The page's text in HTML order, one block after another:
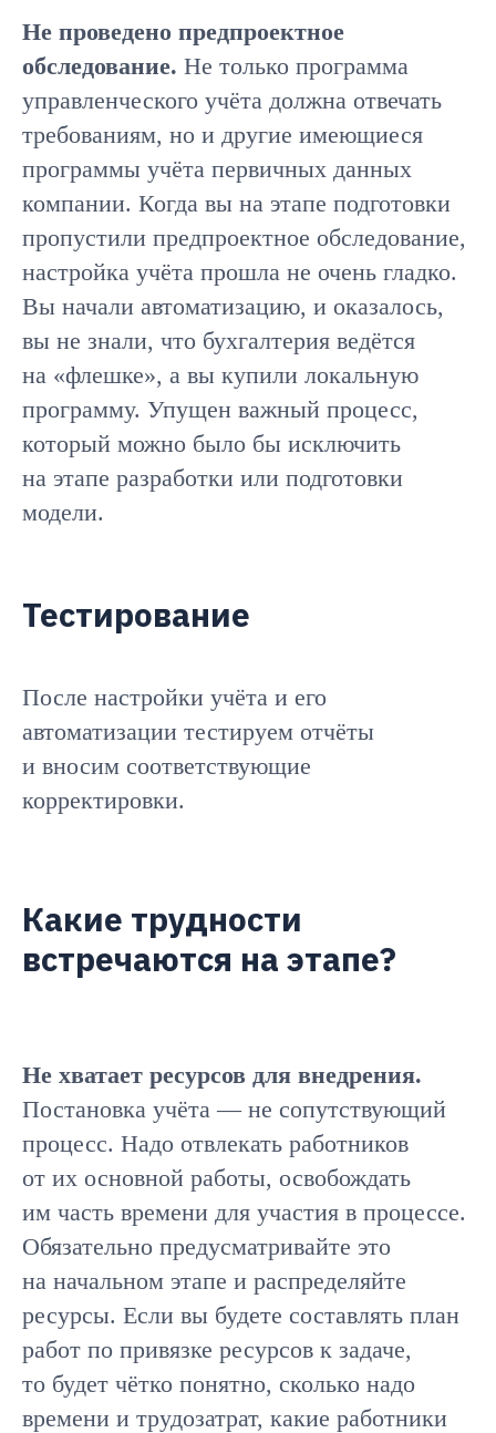
Не проведено предпроектное
обследование. Не только программа
управленческого учёта должна отвечать
требованиям, но и другие имеющиеся
программы учёта первичных данных
компании. Когда вы на этапе подготовки
пропустили предпроектное обследование,
настройка учёта прошла не очень гладко.
Вы начали автоматизацию, и оказалось,
вы не знали, что бухгалтерия ведётся
на «флешке», а вы купили локальную
программу. Упущен важный процесс,
который можно было бы исключить
на этапе разработки или подготовки
модели.
Тестирование
После настройки учёта и его
автоматизации тестируем отчёты
и вносим соответствующие
корректировки.
Какие трудности
встречаются на этапе?
Не хватает ресурсов для внедрения.
Постановка учёта — не сопутствующий
процесс. Надо отвлекать работников
от их основной работы, освобождать
им часть времени для участия в процессе.
Обязательно предусматривайте это
на начальном этапе и распределяйте
ресурсы. Если вы будете составлять план
работ по привязке ресурсов к задаче,
то будет чётко понятно, сколько надо
времени и трудозатрат, какие работники